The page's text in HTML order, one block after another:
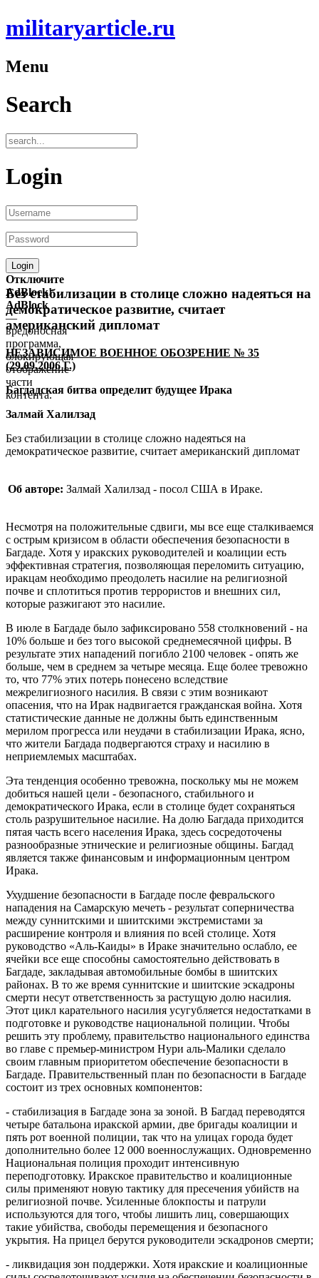
militaryarticle.ru
Menu
Search
Login
Отключите
AdBlock!
AdBlock
—
вредоносная
программа,
блокирующая
отображение
части
контента.
Без стабилизации в столице сложно надеяться на
демократическое развитие, считает
американский дипломат
НЕЗАВИСИМОЕ ВОЕННОЕ ОБОЗРЕНИЕ № 35
(29.09.2006 Г.)
Багдадская битва определит будущее Ирака
Залмай Халилзад
Без стабилизации в столице сложно надеяться на
демократическое развитие, считает американский дипломат
Об авторе: Залмай Халилзад - посол США в Ираке.
Несмотря на положительные сдвиги, мы все еще сталкиваемся
с острым кризисом в области обеспечения безопасности в
Багдаде. Хотя у иракских руководителей и коалиции есть
эффективная стратегия, позволяющая переломить ситуацию,
иракцам необходимо преодолеть насилие на религиозной
почве и сплотиться против террористов и внешних сил,
которые разжигают это насилие.
В июле в Багдаде было зафиксировано 558 столкновений - на
10% больше и без того высокой среднемесячной цифры. В
результате этих нападений погибло 2100 человек - опять же
больше, чем в среднем за четыре месяца. Еще более тревожно
то, что 77% этих потерь понесено вследствие
межрелигиозного насилия. В связи с этим возникают
опасения, что на Ирак надвигается гражданская война. Хотя
статистические данные не должны быть единственным
мерилом прогресса или неудачи в стабилизации Ирака, ясно,
что жители Багдада подвергаются страху и насилию в
неприемлемых масштабах.
Эта тенденция особенно тревожна, поскольку мы не можем
добиться нашей цели - безопасного, стабильного и
демократического Ирака, если в столице будет сохраняться
столь разрушительное насилие. На долю Багдада приходится
пятая часть всего населения Ирака, здесь сосредоточены
разнообразные этнические и религиозные общины. Багдад
является также финансовым и информационным центром
Ирака.
Ухудшение безопасности в Багдаде после февральского
нападения на Самарскую мечеть - результат соперничества
между суннитскими и шиитскими экстремистами за
расширение контроля и влияния по всей столице. Хотя
руководство «Аль-Каиды» в Ираке значительно ослабло, ее
ячейки все еще способны самостоятельно действовать в
Багдаде, закладывая автомобильные бомбы в шиитских
районах. В то же время суннитские и шиитские эскадроны
смерти несут ответственность за растущую долю насилия.
Этот цикл карательного насилия усугубляется недостатками в
подготовке и руководстве национальной полиции. Чтобы
решить эту проблему, правительство национального единства
во главе с премьер-министром Нури аль-Малики сделало
своим главным приоритетом обеспечение безопасности в
Багдаде. Правительственный план по безопасности в Багдаде
состоит из трех основных компонентов:
- стабилизация в Багдаде зона за зоной. В Багдад переводятся
четыре батальона иракской армии, две бригады коалиции и
пять рот военной полиции, так что на улицах города будет
дополнительно более 12 000 военнослужащих. Одновременно
Национальная полиция проходит интенсивную
переподготовку. Иракское правительство и коалиционные
силы применяют новую тактику для пресечения убийств на
религиозной почве. Усиленные блокпосты и патрули
используются для того, чтобы лишить лиц, совершающих
такие убийства, свободы перемещения и безопасного
укрытия. На прицел берутся руководители эскадронов смерти;
- ликвидация зон поддержки. Хотя иракские и коалиционные